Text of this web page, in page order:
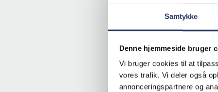
Samtykke
Denne hjemmeside bruger
Vi bruger cookies til at
vores trafik. Vi deler også
annonceringspartnere og